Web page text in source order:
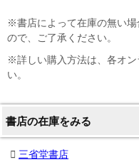
※書店によって在庫の無い
ので、ご了承ください。
※詳しい購入方法は、各オン
い。
書店の在庫をみる
三省堂書店